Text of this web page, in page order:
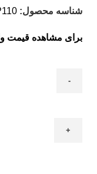
شناسه محصول:
برای مشاهده قیمت